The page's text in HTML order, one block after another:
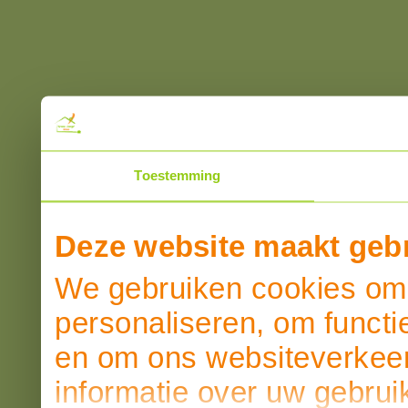
Toestemming
Deze website maakt
We gebruiken cookies
personaliseren, om
en om ons
informatie over uw